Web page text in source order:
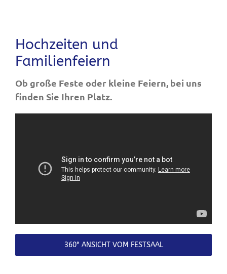
Hochzeiten und
Familienfeiern
Ob große Feste oder kleine Feiern, bei uns
finden Sie Ihren Platz.
360° ANSICHT VOM FESTSAAL